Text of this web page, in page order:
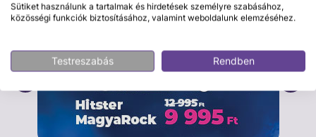
Sütiket használunk a tartalmak és hirdetések személyre szabásához,
közösségi funkciók biztosításához, valamint weboldalunk elemzéséhez.
Testreszabás Rendben